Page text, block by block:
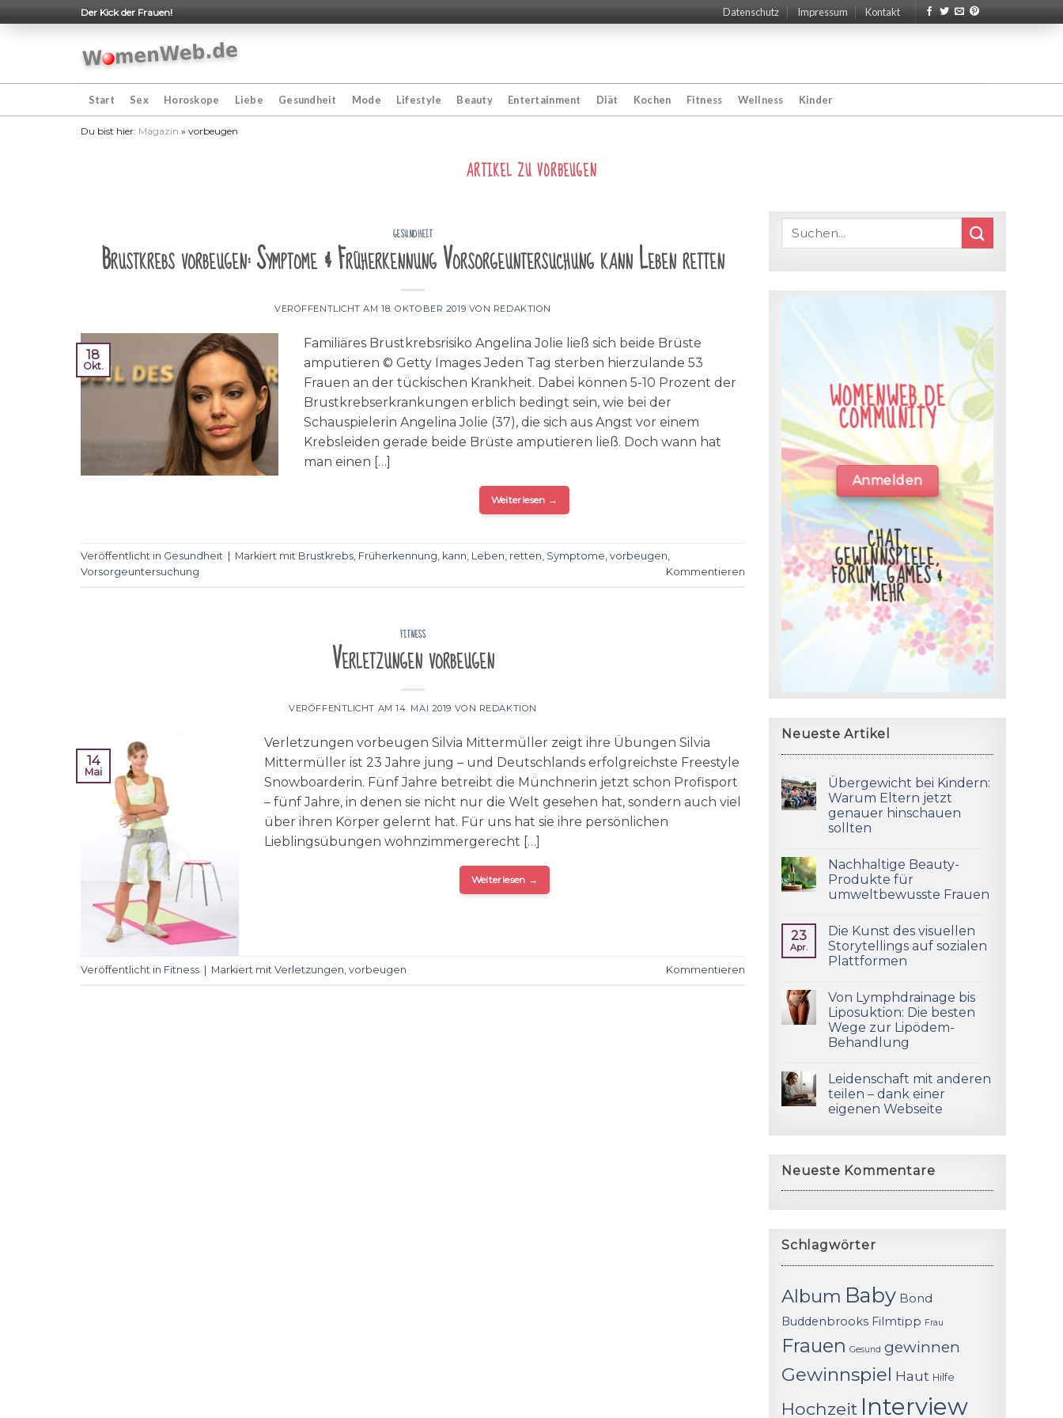
to
Der Kick der Frauen! Datenschutz Impressum Kontakt
Start Sex Horoskope Liebe Gesundheit Mode Lifestyle Beauty Entertainment Diät Kochen Fitness Wellness Kinder
Du bist hier: Magazin » vorbeugen
ARTIKEL ZUVORBEUGEN
GESUNDHEIT
Brustkrebs vorbeugen: Symptome & Früherkennung Vorsorgeuntersuchung kann Leben retten
VERÖFFENTLICHT AM18. OKTOBER 2019 VON REDAKTION
18
Okt.
Familiäres Brustkrebsrisiko Angelina Jolie ließ sich beide Brüste
amputieren © Getty Images Jeden Tag sterben hierzulande 53
Frauen an der tückischen Krankheit. Dabei können 5-10 Prozent der
Brustkrebserkrankungen erblich bedingt sein, wie bei der
Schauspielerin Angelina Jolie (37), die sich aus Angst vor einem
Krebsleiden gerade beide Brüste amputieren ließ. Doch wann hat
man einen […]
Weiterlesen →
Veröffentlicht in Gesundheit Markiert mit Brustkrebs, Früherkennung, kann, Leben, retten, Symptome, vorbeugen,
Vorsorgeuntersuchung
Kommentieren
FITNESS
Verletzungen vorbeugen
VERÖFFENTLICHT AM14. MAI 2019 VON REDAKTION
14
Mai
Verletzungen vorbeugen Silvia Mittermüller zeigt ihre Übungen Silvia
Mittermüller ist 23 Jahre jung – und Deutschlands erfolgreichste Freestyle
Snowboarderin. Fünf Jahre betreibt die Münchnerin jetzt schon Profisport
– fünf Jahre, in denen sie nicht nur die Welt gesehen hat, sondern auch viel
über ihren Körper gelernt hat. Für uns hat sie ihre persönlichen
Lieblingsübungen wohnzimmergerecht […]
Weiterlesen →
Veröffentlicht in Fitness Markiert mit Verletzungen vorbeugen Kommentieren
WOMENWEB.DE
COMMUNITY
Anmelden
CHAT,
GEWINNSPIELE,
FORUM, GAMES &
MEHR
Neueste Artikel
Übergewicht bei Kindern:
Warum Eltern jetzt
genauer hinschauen
sollten
Nachhaltige Beauty-
Produkte für
umweltbewusste Frauen
23
Apr.
Die Kunst des visuellen
Storytellings auf sozialen
Plattformen
Von Lymphdrainage bis
Liposuktion: Die besten
Wege zur Lipödem-
Behandlung
Leidenschaft mit anderen
teilen – dank einer
eigenen Webseite
Neueste Kommentare
Schlagwörter
Album Baby Bond
Buddenbrooks Filmtipp Frau
Frauen Gesund gewinnen
Gewinnspiel Haut Hilfe
Hochzeit Interview